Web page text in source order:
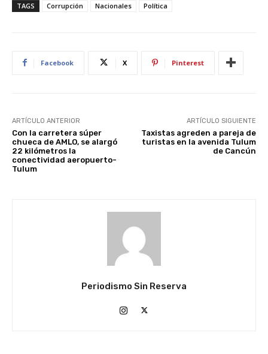
TAGS Corrupción Nacionales Política
Facebook X Pinterest
ARTÍCULO ANTERIOR
Con la carretera súper
chueca de AMLO, se alargó
22 kilómetros la
conectividad aeropuerto-
Tulum
ARTÍCULO SIGUIENTE
Taxistas agreden a pareja de
turistas en la avenida Tulum
de Cancún
Periodismo Sin Reserva